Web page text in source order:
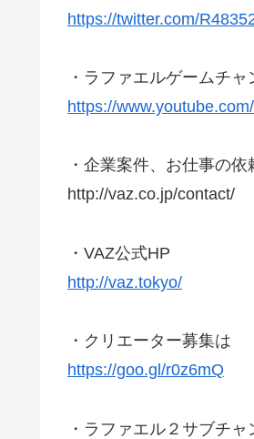
https://twitter.com/
・ラファエルゲームチャ
https://
・企業案件、お仕事の
http://vaz.co.jp/contact/
・VAZ公式HP
http://vaz.tokyo/
・クリエーター募集は️
https://goo.gl/r0z6mQ
・ラファエル２サブチ